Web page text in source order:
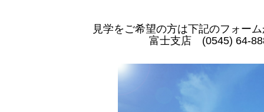
見学をご希望の方は下記のフォーム
富士支店 (0545) 64-8881